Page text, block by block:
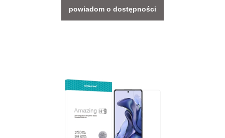
powiadom o dostępności